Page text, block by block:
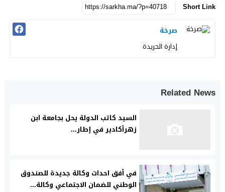
Short Link
صرخة
إدارة الحريدة
Related News
السيد كاتب الدولة يحل بجامعة ابن
زهرأكادير في إطار...
في أفق احدات وكالة جديدة للصندوق
الوطني للضمان الاجتماعي وكالة...